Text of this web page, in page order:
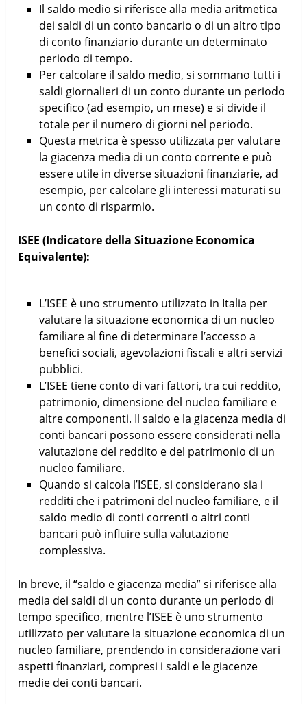
Il saldo medio si riferisce alla media aritmetica
dei saldi di un conto bancario o di un altro tipo
di conto finanziario durante un determinato
periodo di tempo.
Per calcolare il saldo medio, si sommano tutti i
saldi giornalieri di un conto durante un periodo
specifico (ad esempio, un mese) e si divide il
totale per il numero di giorni nel periodo.
Questa metrica è spesso utilizzata per valutare
la giacenza media di un conto corrente e può
essere utile in diverse situazioni finanziarie, ad
esempio, per calcolare gli interessi maturati su
un conto di risparmio.
ISEE (Indicatore della Situazione Economica
Equivalente):
L’ISEE è uno strumento utilizzato in Italia per
valutare la situazione economica di un nucleo
familiare al fine di determinare l’accesso a
benefici sociali, agevolazioni fiscali e altri servizi
pubblici.
L’ISEE tiene conto di vari fattori, tra cui reddito,
patrimonio, dimensione del nucleo familiare e
altre componenti. Il saldo e la giacenza media di
conti bancari possono essere considerati nella
valutazione del reddito e del patrimonio di un
nucleo familiare.
Quando si calcola l’ISEE, si considerano sia i
redditi che i patrimoni del nucleo familiare, e il
saldo medio di conti correnti o altri conti
bancari può influire sulla valutazione
complessiva.
In breve, il “saldo e giacenza media” si riferisce alla
media dei saldi di un conto durante un periodo di
tempo specifico, mentre l’ISEE è uno strumento
utilizzato per valutare la situazione economica di un
nucleo familiare, prendendo in considerazione vari
aspetti finanziari, compresi i saldi e le giacenze
medie dei conti bancari.